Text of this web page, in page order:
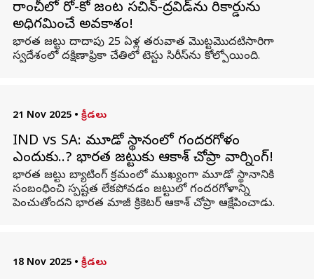
రాంచీలో రో-కో జంట సచిన్-ద్రవిడ్‌ను రికార్డును
అధిగమించే అవకాశం!
భారత జట్టు దాదాపు 25 ఏళ్ల తరువాత మొట్టమొదటిసారిగా
స్వదేశంలో దక్షిణాఫ్రికా చేతిలో టెస్టు సిరీస్‌ను కోల్పోయింది.
21 Nov 2025 • క్రీడలు
IND vs SA: మూడో స్థానంలో గందరగోళం
ఎందుకు..? భారత జట్టుకు ఆకాశ్ చోప్రా వార్నింగ్!
భారత జట్టు బ్యాటింగ్‌ క్రమంలో ముఖ్యంగా మూడో స్థానానికి
సంబంధించి స్పష్టత లేకపోవడం జట్టులో గందరగోళాన్ని
పెంచుతోందని భారత మాజీ క్రికెటర్ ఆకాశ్ చోప్రా ఆక్షేపించాడు.
18 Nov 2025 • క్రీడలు